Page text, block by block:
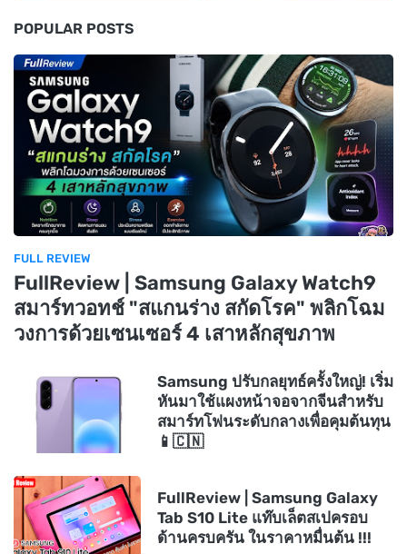
POPULAR POSTS
FULL REVIEW
FullReview | Samsung Galaxy Watch9
สมาร์ทวอทช์ "สแกนร่าง สกัดโรค" พลิกโฉม
วงการด้วยเซนเซอร์ 4 เสาหลักสุขภาพ
Samsung ปรับกลยุทธ์ครั้งใหญ่! เริ่ม
หันมาใช้แผงหน้าจอจากจีนสำหรับ
สมาร์ทโฟนระดับกลางเพื่อคุมต้นทุน
📱🇨🇳
FullReview | Samsung Galaxy
Tab S10 Lite แท๊บเล็ตสเปครอบ
ด้านครบครัน ในราคาหมื่นต้น !!!